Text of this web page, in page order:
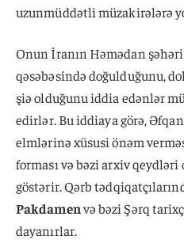
uzunmüddətli müzakirələrə
Onun İranın Həmədan şəhəri
qəsəbəsində doğulduğunu,
şiə olduğunu iddia edənlər
edirlər. Bu iddiaya görə,
elmlərinə xüsusi önəm
forması və bəzi arxiv
göstərir. Qərb
Pakdamenvə bəzi Şərq
dayanırlar.